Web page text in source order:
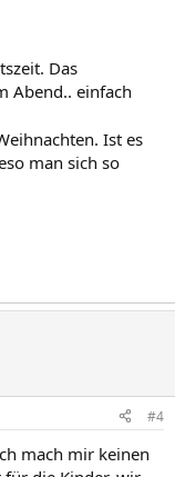
Das
Abend.. einfach
Ist es
man sich so
#4
mach mir keinen